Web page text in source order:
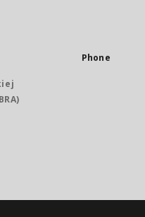
Phone